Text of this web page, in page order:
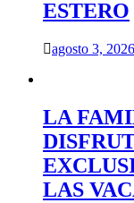
ESTERO
agosto 3, 2026
LA
LAS